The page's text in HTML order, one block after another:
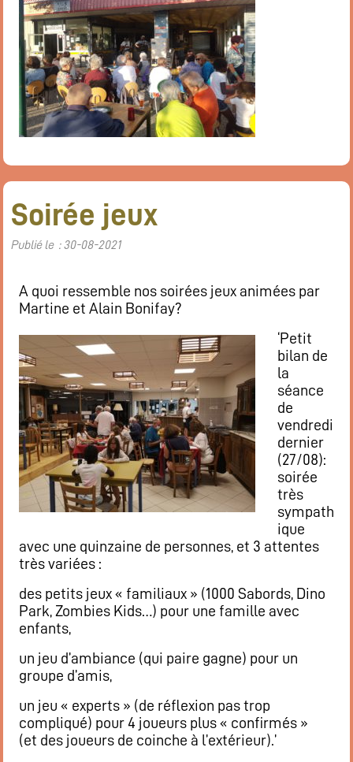
Soirée jeux
Publié le : 30-08-2021
A quoi ressemble nos soirées jeux animées par
Martine et Alain Bonifay?
‘Petit
bilan de
la
séance
de
vendredi
dernier
(27/08):
soirée
très
sympath
ique
avec une quinzaine de personnes, et 3 attentes
très variées :
des petits jeux « familiaux » (1000 Sabords, Dino
Park, Zombies Kids…) pour une famille avec
enfants,
un jeu d’ambiance (qui paire gagne) pour un
groupe d’amis,
un jeu « experts » (de réflexion pas trop
compliqué) pour 4 joueurs plus « confirmés »
(et des joueurs de coinche à l’extérieur).’